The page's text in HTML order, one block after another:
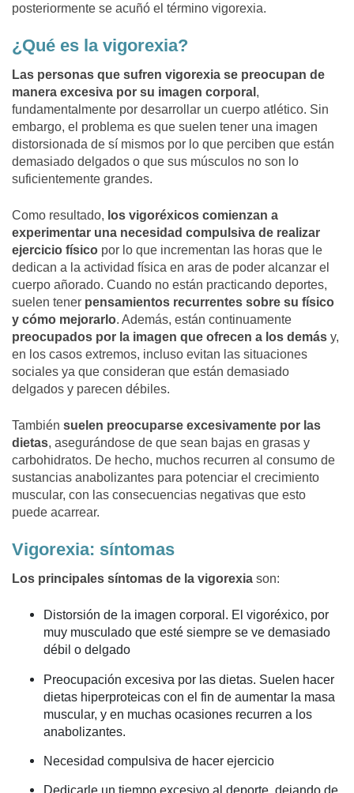
posteriormente se acuñó el término vigorexia.
¿Qué es la vigorexia?
Las personas que sufren vigorexia se preocupan de
manera excesiva por su imagen corporal ,
fundamentalmente por desarrollar un cuerpo atlético. Sin
embargo, el problema es que suelen tener una imagen
distorsionada de sí mismos por lo que perciben que están
demasiado delgados o que sus músculos no son lo
suficientemente grandes.
Como resultado, los vigoréxicos comienzan a
experimentar una necesidad compulsiva de realizar
ejercicio físico por lo que incrementan las horas que le
dedican a la actividad física en aras de poder alcanzar el
cuerpo añorado. Cuando no están practicando deportes,
suelen tener pensamientos recurrentes sobre su físico
y cómo mejorarlo. Además, están continuamente
preocupados por la imagen que ofrecen a los demás y,
en los casos extremos, incluso evitan las situaciones
sociales ya que consideran que están demasiado
delgados y parecen débiles.
También suelen preocuparse excesivamente por las
dietas, asegurándose de que sean bajas en grasas y
carbohidratos. De hecho, muchos recurren al consumo de
sustancias anabolizantes para potenciar el crecimiento
muscular, con las consecuencias negativas que esto
puede acarrear.
Vigorexia: síntomas
Los principales síntomas de la vigorexia son:
Distorsión de la imagen corporal. El vigoréxico, por
muy musculado que esté siempre se ve demasiado
débil o delgado
Preocupación excesiva por las dietas. Suelen hacer
dietas hiperproteicas con el fin de aumentar la masa
muscular, y en muchas ocasiones recurren a los
anabolizantes.
Necesidad compulsiva de hacer ejercicio